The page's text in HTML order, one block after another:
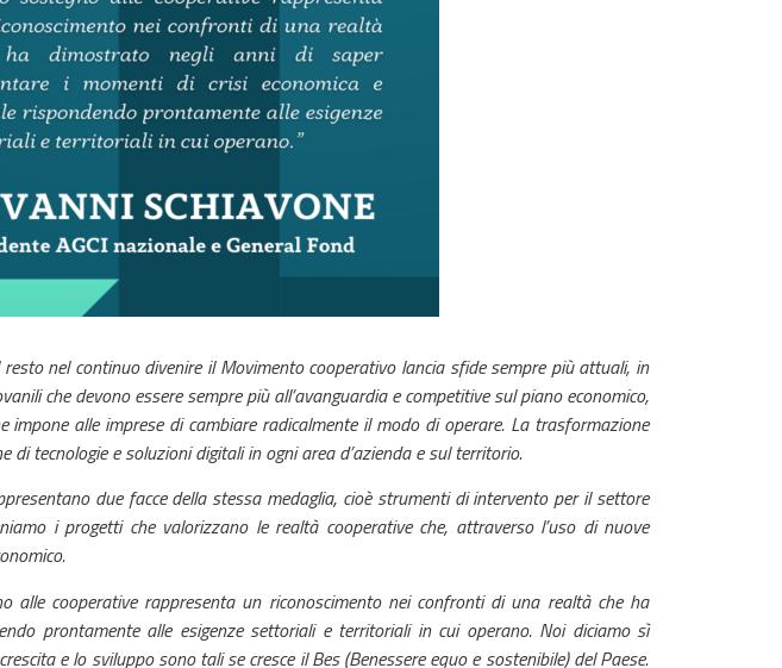
nel continuo divenire il Movimento cooperativo lancia sfide sempre più attuali, in
che devono essere sempre più all’avanguardia e competitive sul piano economico,
alle imprese di cambiare radicalmente il modo di operare. La trasformazione
tecnologie e soluzioni digitali in ogni area d’azienda e sul territorio.
due facce della stessa medaglia, cioè strumenti di intervento per il settore
i progetti che valorizzano le realtà cooperative che, attraverso l’uso di nuove
cooperative rappresenta un riconoscimento nei confronti di una realtà che ha
prontamente alle esigenze settoriali e territoriali in cui operano. Noi diciamo sì
e lo sviluppo sono tali se cresce il Bes (Benessere equo e sostenibile) del Paese.